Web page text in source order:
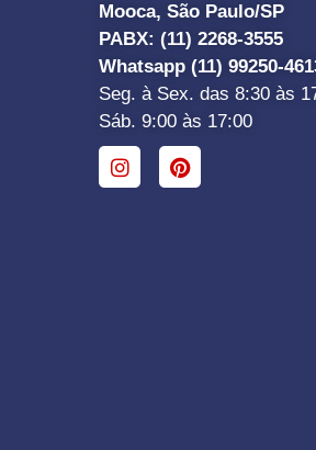
Mooca, São Paulo/SP
PABX: (11) 2268-3555
Whatsapp (11) 99250-
Seg. à Sex. das 8:30 às
Sáb. 9:00 às 17:00